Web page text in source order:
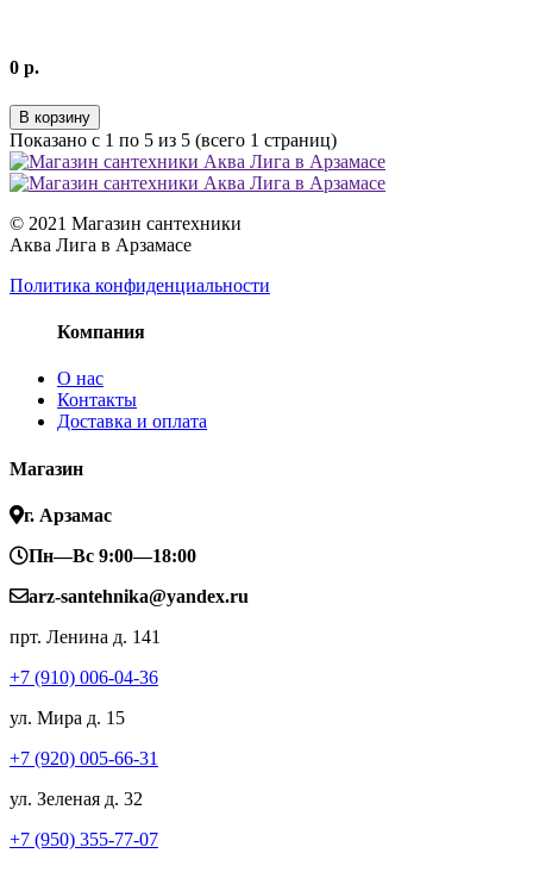
0 р.
В корзину
Показано с 1 по 5 из 5 (всего 1 страниц)
© 2021 Магазин сантехники
Аква Лига в Арзамасе
Политика конфиденциальности
Компания
О нас
Контакты
Доставка и оплата
Магазин
г. Арзамас
Пн—Вс 9:00—18:00
arz-santehnika@yandex.ru
прт. Ленина д. 141
+7 (910) 006-04-36
ул. Мира д. 15
+7 (920) 005-66-31
ул. Зеленая д. 32
+7 (950) 355-77-07